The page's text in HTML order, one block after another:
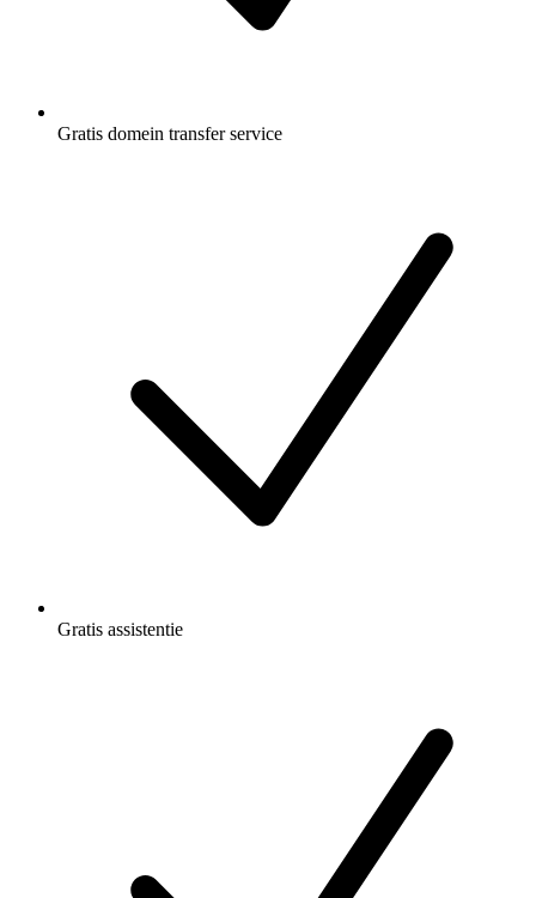
Gratis domein transfer service
Gratis assistentie